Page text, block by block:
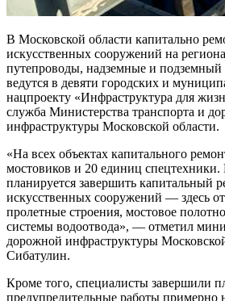
В Московской области капитально
искусственных сооружений на
путепроводы, надземные и
ведутся в девяти городских и
нацпроекту «Инфраструктура для
служба Министерства транспорта и
инфраструктуры Московской области.
«На всех объектах капитального
мостовиков и 20 единиц спецтехники.
планируется завершить капитальный
искусственных сооружений — здесь
пролетные строения, мостовое
системы водоотвода», — отметил
дорожной инфраструктуры
Сибатулин.
Кроме того, специалисты завершили
предупредительные работы примерно